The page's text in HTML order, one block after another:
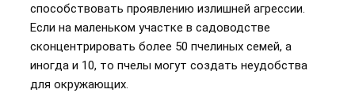
способствовать проявлению излишней агрессии.
Если на маленьком участке в садоводстве
сконцентрировать более 50 пчелиных семей, а
иногда и 10, то пчелы могут создать неудобства
для окружающих.